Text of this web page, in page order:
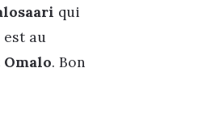
qui
est au
Omalo. Bon